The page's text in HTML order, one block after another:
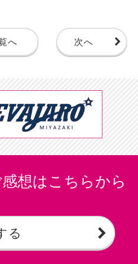
へ 次へ
想はこちらから
る